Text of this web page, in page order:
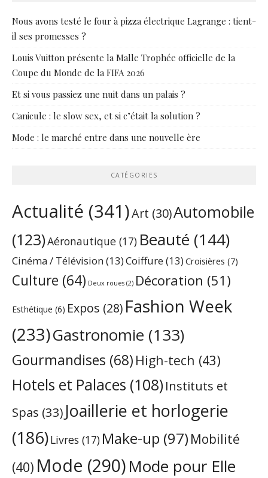
Nous avons testé le four à pizza électrique Lagrange : tient-
il ses promesses ?
Louis Vuitton présente la Malle Trophée officielle de la
Coupe du Monde de la FIFA 2026
Et si vous passiez une nuit dans un palais ?
Canicule : le slow sex, et si c’était la solution ?
Mode : le marché entre dans une nouvelle ère
CATÉGORIES
Actualité (341)Art (30)Automobile
(123)Aéronautique (17) Beauté (144)
Cinéma / Télévision(13)Coiffure(13) Croisières (7)
Culture (64) Deux roues (2) Décoration (51)
Esthétique (6) Expos (28) Fashion Week
(233)Gastronomie (133)
Gourmandises (68) High-tech (43)
Hotels et Palaces (108) Instituts et
Spas (33) Joaillerie et horlogerie
(186)Livres (17) Make-up (97) Mobilité
(40) Mode (290)Mode pour Elle